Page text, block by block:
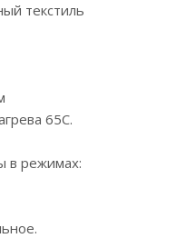
текстиль
65С.
в режимах: